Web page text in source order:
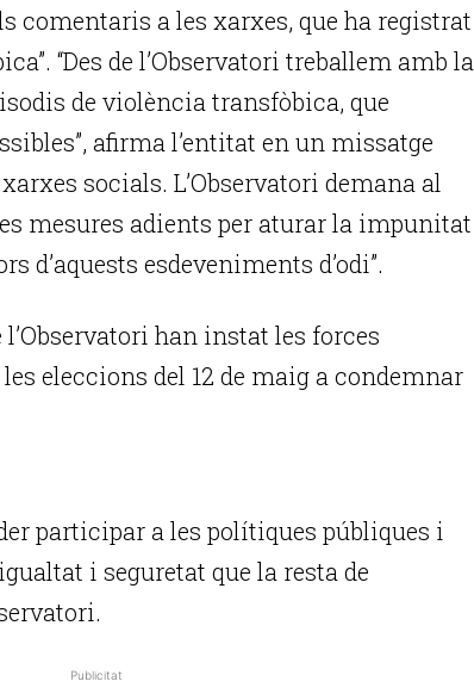
comentaris a les xarxes, que ha registrat
“Des de l’Observatori treballem amb la
de violència transfòbica, que
afirma l’entitat en un missatge
socials. L’Observatori demana al
mesures adients per aturar la impunitat
d’aquests esdeveniments d’odi”.
han instat les forces
eleccions del 12 de maig a condemnar
participar a les polítiques públiques i
i seguretat que la resta de
Publicitat